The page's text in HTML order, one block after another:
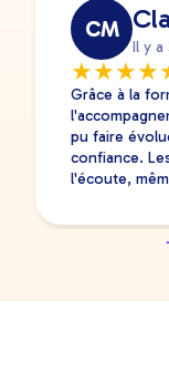
CM
Il y a
★★★★
Grâce à la
pu faire
confiance.
l'écoute,